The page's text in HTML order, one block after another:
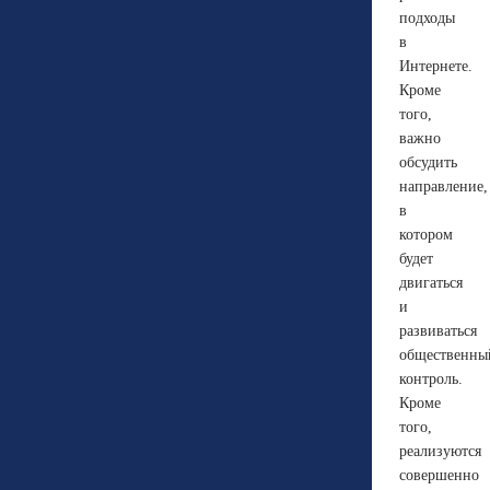
подходы
в
Интернете.
Кроме
того,
важно
обсудить
направление,
в
котором
будет
двигаться
и
развиваться
контроль.
Кроме
того,
реализуются
совершенно